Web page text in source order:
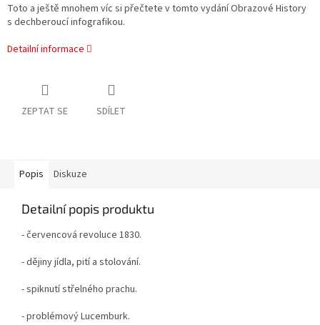
Toto a ještě mnohem víc si přečtete v tomto vydání Obrazové History
s dechberoucí infografikou.
Detailní informace
ZEPTAT SE SDÍLET
Popis Diskuze
Detailní popis produktu
- červencová revoluce 1830.
- dějiny jídla, pití a stolování.
- spiknutí střelného prachu.
- problémový Lucemburk.